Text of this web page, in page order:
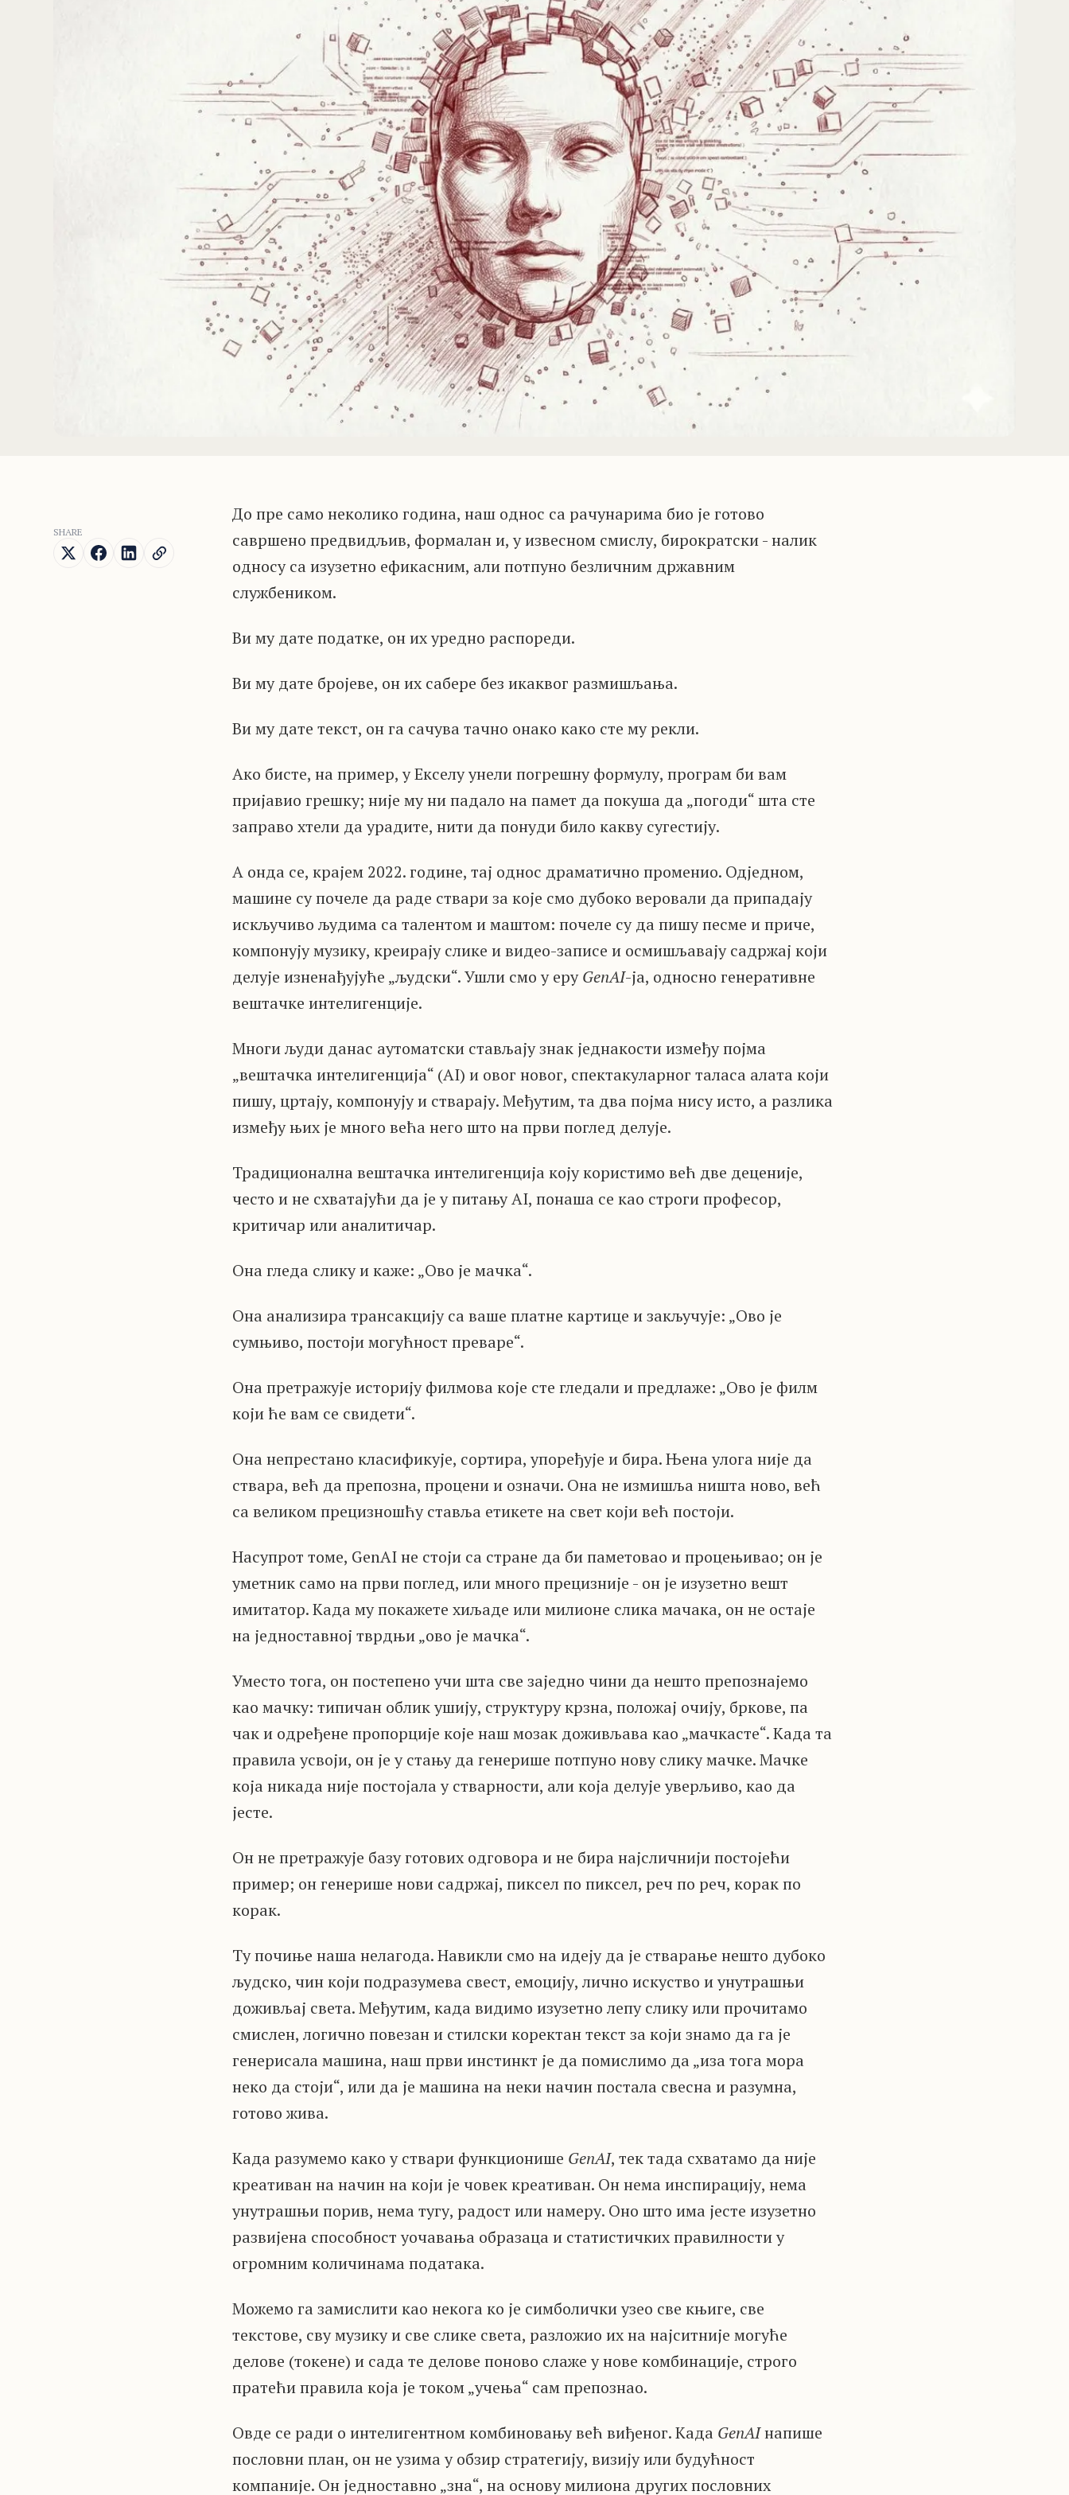
До пре само неколико година, наш однос са рачунарима био је готово
савршено предвидљив, формалан и, у извесном смислу, бирократски - налик
односу са изузетно ефикасним, али потпуно безличним државним
службеником.
Ви му дате податке, он их уредно распореди.
Ви му дате бројеве, он их сабере без икаквог размишљања.
Ви му дате текст, он га сачува тачно онако како сте му рекли.
Ако бисте, на пример, у Екселу унели погрешну формулу, програм би вам
пријавио грешку; није му ни падало на памет да покуша да „погоди“ шта сте
заправо хтели да урадите, нити да понуди било какву сугестију.
А онда се, крајем 2022. године, тај однос драматично променио. Одједном,
машине су почеле да раде ствари за које смо дубоко веровали да припадају
искључиво људима са талентом и маштом: почеле су да пишу песме и приче,
компонују музику, креирају слике и видео-записе и осмишљавају садржај који
делује изненађујуће „људски“. Ушли смо у еруGenAI-ја, односно генеративне
вештачке интелигенције.
Многи људи данас аутоматски стављају знак једнакости између појма
„вештачка интелигенција“ (AI) и овог новог, спектакуларног таласа алата који
пишу, цртају, компонују и стварају. Међутим, та два појма нису исто, а разлика
између њих је много већа него што на први поглед делује.
Традиционална вештачка интелигенција коју користимо већ две деценије,
често и не схватајући да је у питању AI, понаша се као строги професор,
критичар или аналитичар.
Она гледа слику и каже: „Ово је мачка“.
Она анализира трансакцију са ваше платне картице и закључује: „Ово је
сумњиво, постоји могућност преваре“.
Она претражује историју филмова које сте гледали и предлаже: „Ово је филм
који ће вам се свидети“.
Она непрестано класификује, сортира, упоређује и бира. Њена улога није да
ствара, већ да препозна, процени и означи. Она не измишља ништа ново, већ
са великом прецизношћу ставља етикете на свет који већ постоји.
Насупрот томе, GenAI не стоји са стране да би паметовао и процењивао; он је
уметник само на први поглед, или много прецизније - он је изузетно вешт
имитатор. Када му покажете хиљаде или милионе слика мачака, он не остаје
на једноставној тврдњи „ово је мачка“.
Уместо тога, он постепено учи шта све заједно чини да нешто препознајемо
као мачку: типичан облик ушију, структуру крзна, положај очију, бркове, па
чак и одређене пропорције које наш мозак доживљава као „мачкасте“. Када та
правила усвоји, он је у стању да генерише потпуно нову слику мачке. Мачке
која никада није постојала у стварности, али која делује уверљиво, као да
јесте.
Он не претражује базу готових одговора и не бира најсличнији постојећи
пример; он генерише нови садржај, пиксел по пиксел, реч по реч, корак по
корак.
Ту почиње наша нелагода. Навикли смо на идеју да је стварање нешто дубоко
људско, чин који подразумева свест, емоцију, лично искуство и унутрашњи
доживљај света. Међутим, када видимо изузетно лепу слику или прочитамо
смислен, логично повезан и стилски коректан текст за који знамо да га је
генерисала машина, наш први инстинкт је да помислимо да „иза тога мора
неко да стоји“, или да је машина на неки начин постала свесна и разумна,
готово жива.
Када разумемо како у ствари функционише GenAI, тек тада схватамо да није
креативан на начин на који је човек креативан. Он нема инспирацију, нема
унутрашњи порив, нема тугу, радост или намеру. Оно што има јесте изузетно
развијена способност уочавања образаца и статистичких правилности у
огромним количинама података.
Можемо га замислити као некога ко је симболички узео све књиге, све
текстове, сву музику и све слике света, разложио их на најситније могуће
делове (токене) и сада те делове поново слаже у нове комбинације, строго
пратећи правила која је током „учења“ сам препознао.
Овде се ради о интелигентном комбиновању већ виђеног. Када GenAIнапише
пословни план, он не узима у обзир стратегију, визију или будућност
компаније. Он једноставно „зна“, на основу милиона других пословних
SHARE